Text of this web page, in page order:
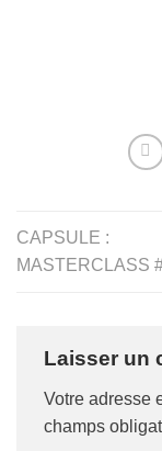
CAPSULE :
MASTERCLASS
Laisser un
Votre adresse
champs